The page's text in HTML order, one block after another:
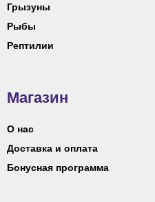
Грызуны
Рыбы
Рептилии
Магазин
О нас
Доставка и оплата
Бонусная программа